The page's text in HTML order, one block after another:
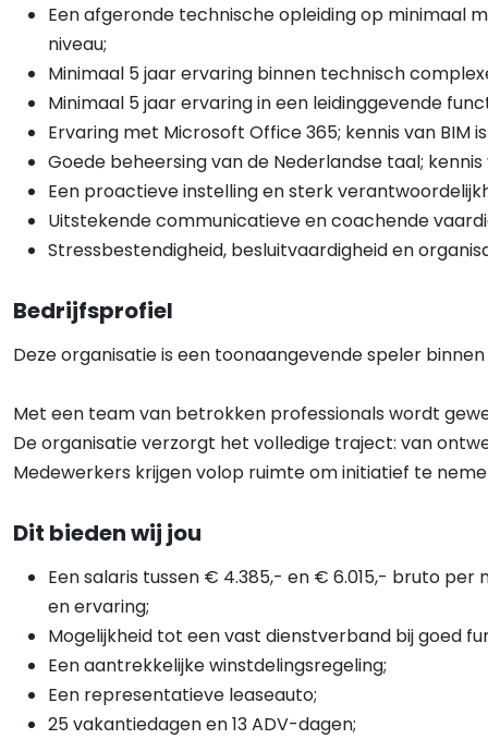
Een afgeronde technische opleiding op minimaal
niveau;
Minimaal 5 jaar ervaring binnen technisch
Minimaal 5 jaar ervaring in een leidinggevende
Ervaring met Microsoft Office 365; kennis van BIM
Goede beheersing van de Nederlandse taal;
Een proactieve instelling en sterk
Uitstekende communicatieve en coachende
Stressbestendigheid, besluitvaardigheid en
Bedrijfsprofiel
Deze organisatie is een toonaangevende speler
Met een team van betrokken professionals wordt
De organisatie verzorgt het volledige traject: van
Medewerkers krijgen volop ruimte om initiatief te
Dit bieden wij jou
Een salaris tussen € 4.385,- en € 6.015,- bruto
en ervaring;
Mogelijkheid tot een vast dienstverband bij goed
Een aantrekkelijke winstdelingsregeling;
Een representatieve leaseauto;
25 vakantiedagen en 13 ADV-dagen;